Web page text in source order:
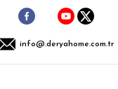
info@.deryahome.com.tr